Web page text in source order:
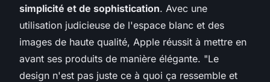
simplicité et de sophistication. Avec une
utilisation judicieuse de l'espace blanc et des
images de haute qualité, Apple réussit à mettre en
avant ses produits de manière élégante. "Le
design n'est pas juste ce à quoi ça ressemble et